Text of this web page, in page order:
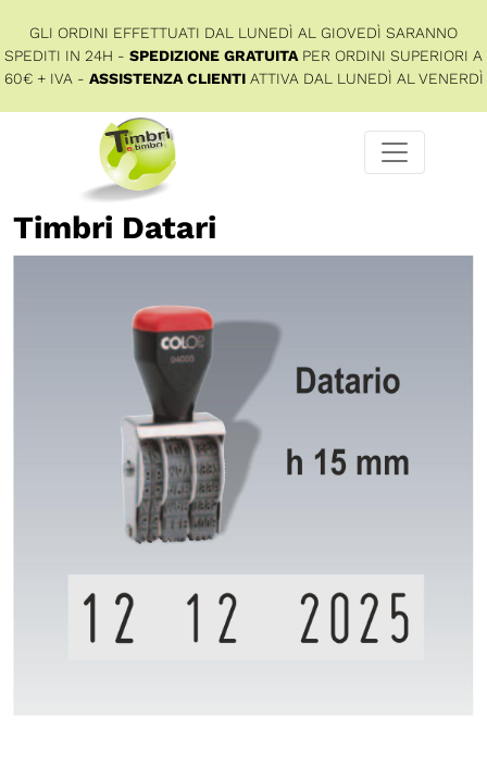
GLI ORDINI EFFETTUATI DAL LUNEDÌ AL GIOVEDÌ SARANNO
SPEDITI IN 24H - SPEDIZIONE GRATUITA PER ORDINI SUPERIORI A
60€ + IVA - ASSISTENZA CLIENTIATTIVA DAL LUNEDÌ AL VENERDÌ
Timbri Datari